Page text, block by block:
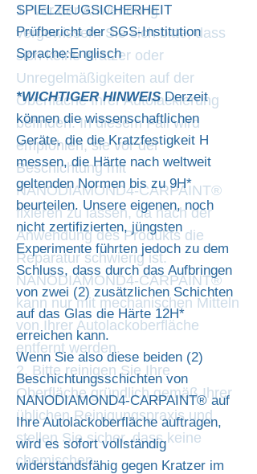
1. Vor der Anwendung
vergewissern Sie sich bitte, dass
sich keine Kratzer oder
Unregelmäßigkeiten auf der
Oberfläche Ihrer Autolackierung
befinden. In diesem Fall wird
empfohlen, sie vor der
Beschichtung mit
NANODIAMOND4-CARPAINT®
fixieren zu lassen, da nach der
Anwendung des Produkts die
Reparatur schwierig ist.
NANODIAMOND4-CARPAINT®
kann nur mit mechanischen Mitteln
von Ihrer Autolackoberfläche
entfernt werden.
2. Bitte reinigen Sie Ihre
Oberfläche gründlich gemäß Ihrer
üblichen Reinigungspraxis und
stellen Sie sicher, dass keine
chemischen
SPIELZEUGSICHERHEIT
Prüfbericht der SGS-Institution
Sprache:Englisch
*WICHTIGER HINWEISDerzeit
können die wissenschaftlichen
Geräte, die die Kratzfestigkeit H
messen, die Härte nach weltweit
geltenden Normen bis zu 9H*
beurteilen. Unsere eigenen, noch
nicht zertifizierten, jüngsten
Experimente führten jedoch zu dem
Schluss, dass durch das Aufbringen
von zwei (2) zusätzlichen Schichten
auf das Glas die Härte 12H*
erreichen kann.
Wenn Sie also diese beiden (2)
Beschichtungsschichten von
NANODIAMOND4-CARPAINT® auf
Ihre Autolackoberfläche auftragen,
wird es sofort vollständig
widerstandsfähig gegen Kratzer im